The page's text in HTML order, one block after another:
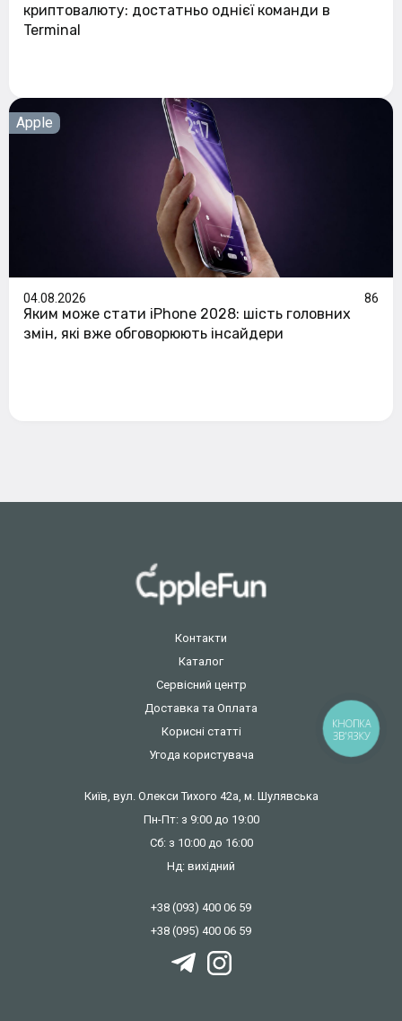
криптовалюту: достатньо однієї команди в
Terminal
Apple
04.08.2026 86
Яким може стати iPhone 2028: шість головних
змін, які вже обговорюють інсайдери
Контакти
Каталог
Сервісний центр
Доставка та Оплата
Корисні статті
Угода користувача
Київ, вул. Олекси Тихого 42а, м. Шулявська
Пн-Пт: з 9:00 до 19:00
Сб: з 10:00 до 16:00
Нд: вихідний
+38 (093) 400 06 59
+38 (095) 400 06 59
КНОПКА
ЗВ'ЯЗКУ